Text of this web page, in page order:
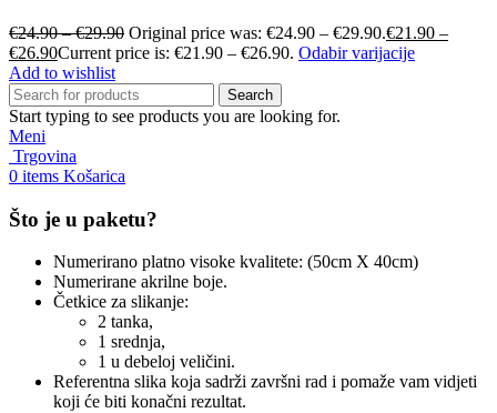
€24.90–€29.90 Original price was: €24.90 – €29.90.€21.90 –
€26.90Current price is: €21.90 – €26.90. Odabir varijacije
Add to wishlist
Search
Start typing to see products you are looking for.
Meni
Trgovina
0 items Košarica
Što je u paketu?
Numerirano platno visoke kvalitete: (50cm X 40cm)
Numerirane akrilne boje.
Četkice za slikanje:
2 tanka,
1 srednja,
1 u debeloj veličini.
Referentna slika koja sadrži završni rad i pomaže vam vidjeti
koji će biti konačni rezultat.